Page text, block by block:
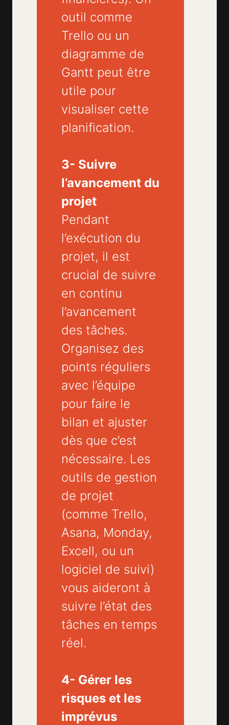
outil comme
Trello ou un
diagramme de
Gantt peut être
utile pour
visualiser cette
planification.
3- Suivre
l’avancement du
projet
Pendant
l’exécution du
projet, il est
crucial de suivre
en continu
l’avancement
des tâches.
Organisez des
points réguliers
avec l’équipe
pour faire le
bilan et ajuster
dès que c’est
nécessaire. Les
outils de gestion
de projet
(comme Trello,
Asana, Monday,
Excell, ou un
logiciel de suivi)
vous aideront à
suivre l’état des
tâches en temps
réel.
4- Gérer les
risques et les
imprévus